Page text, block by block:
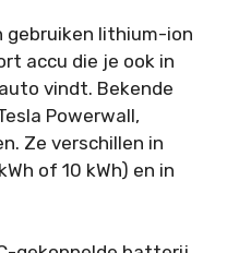
lithium-ion
accu die je ook in
vindt. Bekende
Powerwall,
Ze verschillen in
of 10 kWh) en in